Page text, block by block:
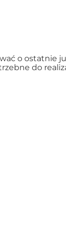
o ostatnie
do